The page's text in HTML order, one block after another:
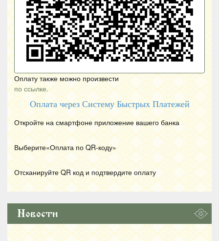
Оплату также можно произвести
по ссылке.
Оплата через Систему Быстрых Платежей
Откройте на смартфоне приложение вашего банка
Выберите«Оплата по QR-коду»
Отсканируйте QR код и подтвердите оплату
Новости